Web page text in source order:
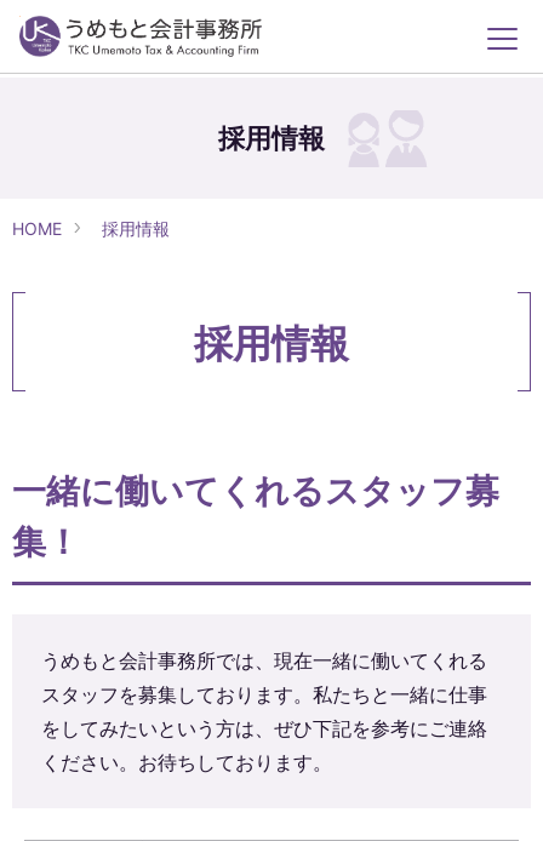
採用情報
HOME 採用情報
採用情報
一緒に働いてくれるスタッフ募
集！
うめもと会計事務所では、現在一緒に働いてくれる
スタッフを募集しております。私たちと一緒に仕事
をしてみたいという方は、ぜひ下記を参考にご連絡
ください。お待ちしております。